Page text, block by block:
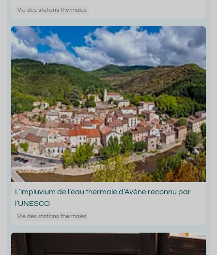
Vie des stations thermales
L’impluvium de l’eau thermale d’Avène reconnu par
l’UNESCO
Vie des stations thermales